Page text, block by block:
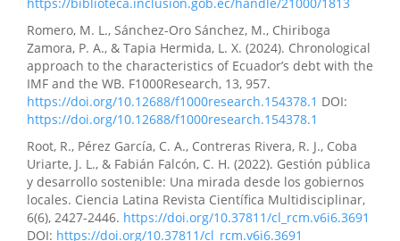
Romero, M. L., Sánchez-Oro Sánchez, M., Chiriboga
Zamora, P. A., & Tapia Hermida, L. X. (2024). Chronological
approach to the characteristics of Ecuador’s debt with the
IMF and the WB. F1000Research, 13, 957.
https://doi.org/10.12688/f1000research.154378.1 DOI:
https://doi.org/10.12688/f1000research.154378.1
Root, R., Pérez García, C. A., Contreras Rivera, R. J., Coba
Uriarte, J. L., & Fabián Falcón, C. H. (2022). Gestión pública
y desarrollo sostenible: Una mirada desde los gobiernos
locales. Ciencia Latina Revista Científica Multidisciplinar,
6(6), 2427-2446. https://doi.org/10.37811/cl_rcm.v6i6.3691
DOI: https://doi.org/10.37811/cl_rcm.v6i6.3691